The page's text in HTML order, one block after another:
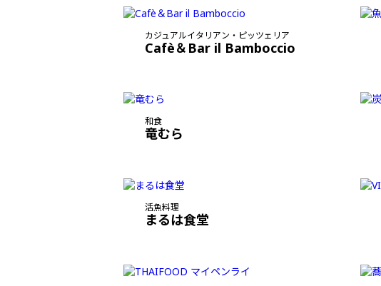
カジュアルイタリアン・ピッツェリア
Cafè＆Bar il Bamboccio
和食
竜むら
活魚料理
まるは食堂